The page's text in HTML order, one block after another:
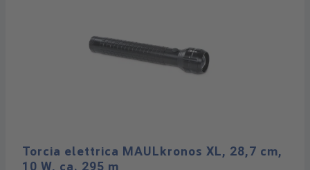
Torcia elettrica MAULkronos XL, 28,7 cm,
10 W, ca. 295 m